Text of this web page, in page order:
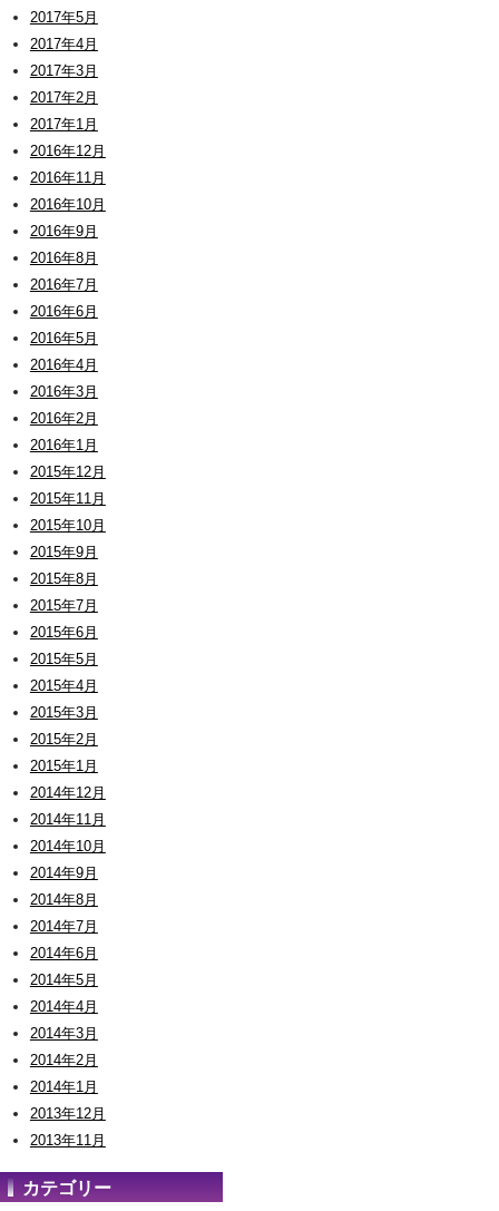
2017年5月
2017年4月
2017年3月
2017年2月
2017年1月
2016年12月
2016年11月
2016年10月
2016年9月
2016年8月
2016年7月
2016年6月
2016年5月
2016年4月
2016年3月
2016年2月
2016年1月
2015年12月
2015年11月
2015年10月
2015年9月
2015年8月
2015年7月
2015年6月
2015年5月
2015年4月
2015年3月
2015年2月
2015年1月
2014年12月
2014年11月
2014年10月
2014年9月
2014年8月
2014年7月
2014年6月
2014年5月
2014年4月
2014年3月
2014年2月
2014年1月
2013年12月
2013年11月
カテゴリー